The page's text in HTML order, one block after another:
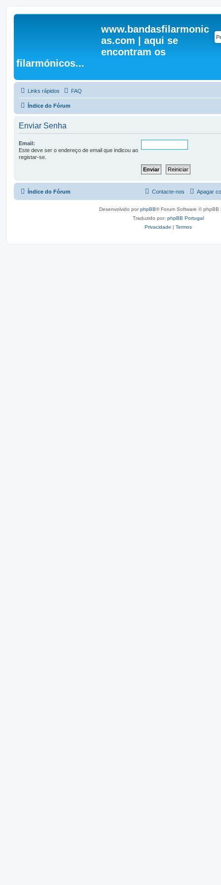
www.bandasfilarmonic
as.com | aqui se
encontram os
filarmónicos...
Links rápidos FAQ
Índice do Fórum
Enviar Senha
Email:
Este deve ser o endereço de email que indicou ao
registar-se.
Índice do Fórum Apagar
Contacte-nos
Desenvolvido porphpBB® Forum Software © phpBB
Traduzido por: phpBB Portugal
Privacidade | Termos